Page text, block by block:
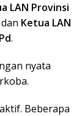
LAN Provinsi
Ketua LAN
.
nyata
Beberapa